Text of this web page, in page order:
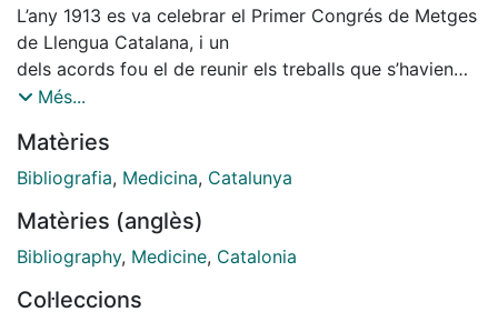
L’any 1913 es va celebrar el Primer Congrés de Metges
de Llengua Catalana, i un
dels acords fou el de reunir els treballs que s’havien
publicat fins aleshores, per
precedents i la dispersió
dels materials. Es va aconseguir principalment per la
Canibell, responsable de la Biblioteca Arús. Es va
exposar en el nou edifici de
Més...
Matèries
Bibliografia, Medicina, Catalunya
Matèries (anglès)
Bibliography, Medicine, Catalonia
Col·leccions